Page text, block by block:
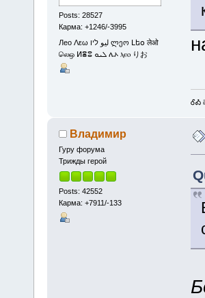
Posts: 28527
Карма: +1246/-3995
Лео Λεω ليو ליו ლეო Լեօ लेओ
லெஒ ⵍⴻⵓ ܠܝܘ ሌኦ ⲗⲉⲟ りお
ᎴᎣ
Владимир
Гуру форума
Трижды герой
Posts: 42552
Карма: +7911/-133